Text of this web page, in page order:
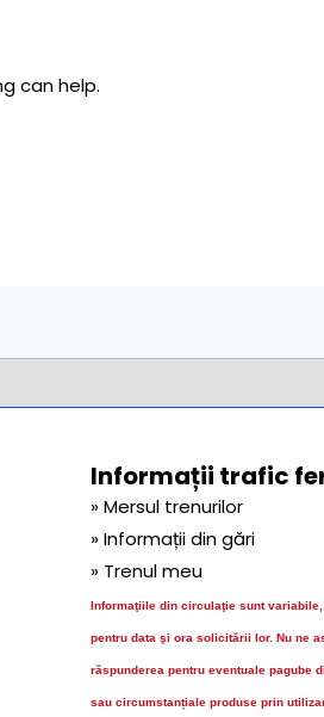
can help.
Informații trafic
» Mersul trenurilor
» Informații din gări
» Trenul meu
Informaţiile din circulaţie sunt
pentru data şi ora solicitării lor. Nu ne
răspunderea pentru eventuale pagube
sau circumstanțiale produse prin